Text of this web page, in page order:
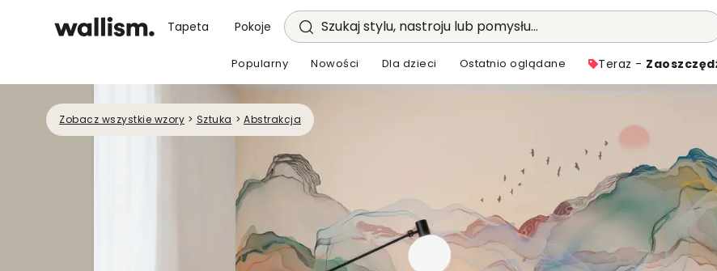
Tapeta Pokoje Szukaj stylu, nastroju lub pomysłu...
Popularny Nowości Dla dzieci Ostatnio oglądane Teraz -
Zobacz wszystkie wzory > Sztuka > Abstrakcja